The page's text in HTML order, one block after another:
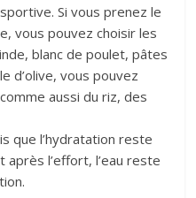
Si vous prenez le
vous pouvez choisir les
blanc de poulet, pâtes
d’olive, vous pouvez
aussi du riz, des
que l’hydratation reste
l’effort, l’eau reste